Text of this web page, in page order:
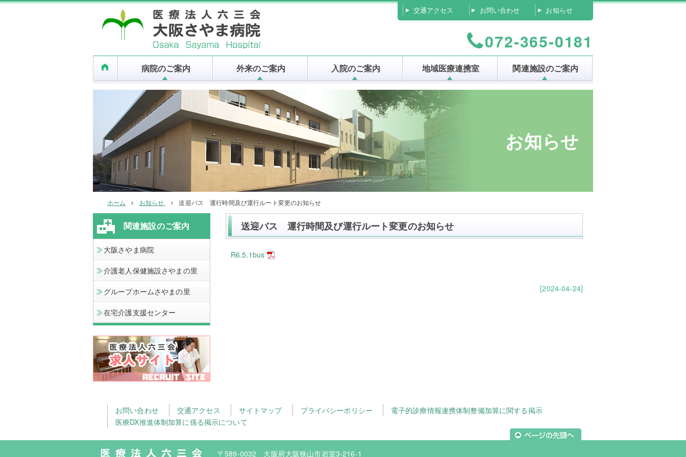
交通アクセス お問い合わせ お知らせ
072-365-0181
病院のご案内 外来のご案内 入院のご案内 地域医療連携室 関連施設のご案内
お知らせ
ホーム お知らせ 送迎バス 運行時間及び運行ルート変更のお知らせ
送迎バス 運行時間及び運行ルート変更のお知らせ
R6.5.1bus
[2024-04-24]
関連施設のご案内
大阪さやま病院
介護老人保健施設さやまの里
グループホームさやまの里
在宅介護支援センター
お問い合わせ 交通アクセス サイトマップ プライバシーポリシー
電子的診療情報連携体制整備加算に関する掲示
医療DX推進体制加算に係る掲示について
〒589-0032 大阪府大阪狭山市岩室3-216-1